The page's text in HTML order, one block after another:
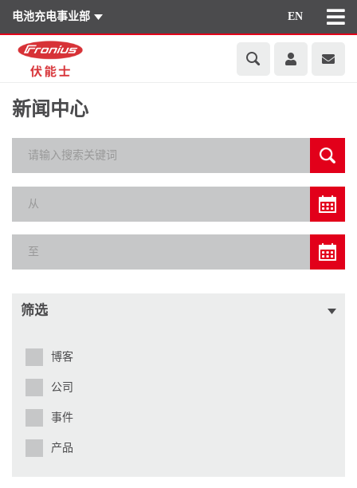
电池充电事业部 EN
新闻中心
筛选
博客
公司
事件
产品